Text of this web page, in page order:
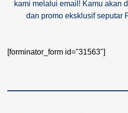
kami melalui email! Kamu akan
dan promo eksklusif seputar
[forminator_form id="31563"]